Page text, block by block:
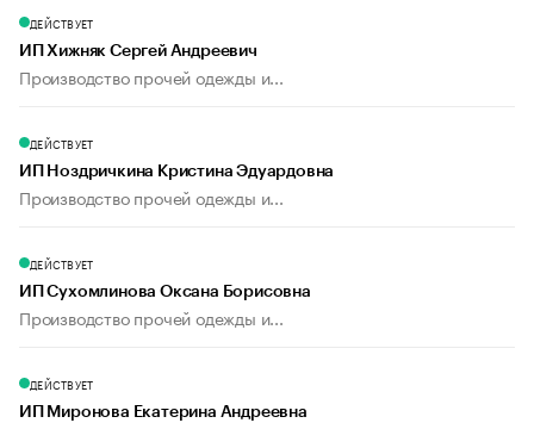
ДЕЙСТВУЕТ
ИП Хижняк Сергей Андреевич
Производство прочей одежды и...
ДЕЙСТВУЕТ
ИП Ноздричкина Кристина Эдуардовна
Производство прочей одежды и...
ДЕЙСТВУЕТ
ИП Сухомлинова Оксана Борисовна
Производство прочей одежды и...
ДЕЙСТВУЕТ
ИП Миронова Екатерина Андреевна